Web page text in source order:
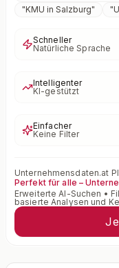
"KMU in Salzburg" "
Schneller
Natürliche Sprache
Intelligenter
KI-gestützt
Einfacher
Keine Filter
Unternehmensdaten.at
Perfekt für alle –
Erweiterte AI-Suchen •
basierte Analysen und